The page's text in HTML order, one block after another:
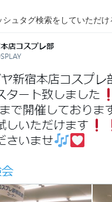
シュタグ検索をしていただ